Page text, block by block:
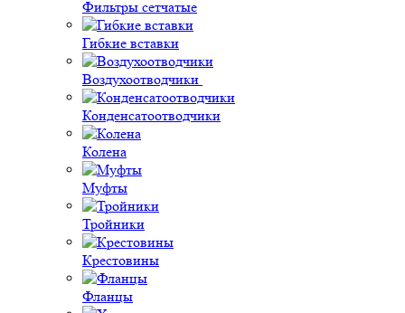
Фильтры сетчатые
Гибкие вставки
Воздухоотводчики
Конденсатоотводчики
Колена
Муфты
Тройники
Крестовины
Фланцы